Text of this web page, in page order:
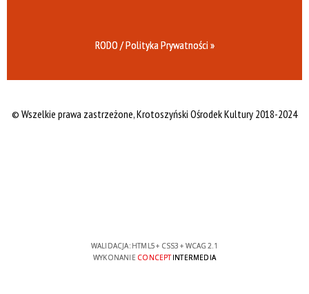
RODO / Polityka Prywatności »
© Wszelkie prawa zastrzeżone,Krotoszyński Ośrodek Kultury 2018-2024
WALIDACJA: HTML5+ CSS3 + WCAG 2.1
WYKONANIE CONCEPTINTERMEDIA